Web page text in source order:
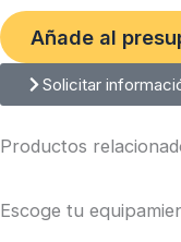
Añade al
Solicitar
Productos
Escoge tu